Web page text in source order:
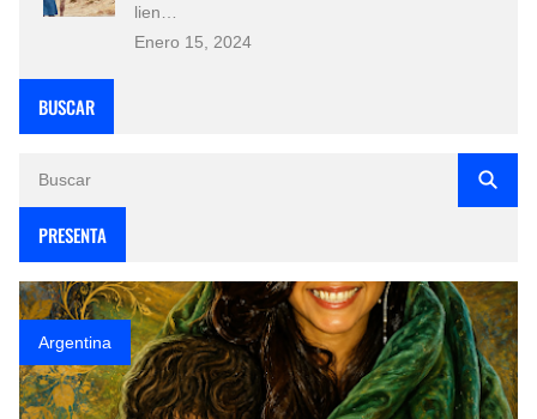
lien…
Enero 15, 2024
BUSCAR
PRESENTA
Argentina